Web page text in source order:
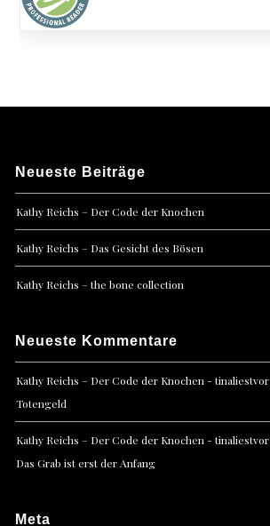
Neueste Beiträge
Kathy Reichs – Der Code der Knochen
Kathy Reichs – Das Gesicht des Bösen
Kathy Reichs – the bone collection
Neueste Kommentare
Kathy Reichs – Der Code der Knochen - tinaliestvor
Totengeld
Kathy Reichs – Der Code der Knochen - tinaliestvor
Das Grab ist erst der Anfang
Meta